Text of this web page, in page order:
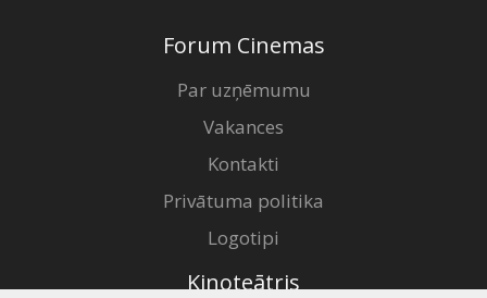
Forum Cinemas
Par uzņēmumu
Vakances
Kontakti
Privātuma politika
Logotipi
Kinoteātris